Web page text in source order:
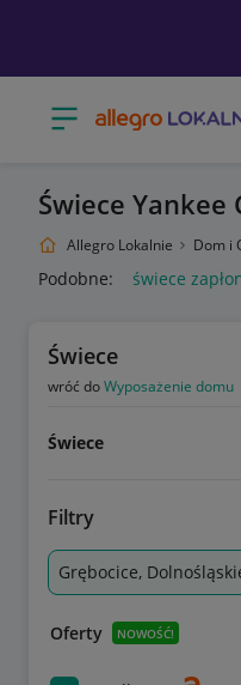
Otwórz menu z
Świece Yankee
Allegro Lokalnie Dom i
Podobne: świece
Świece
wróć doWyposażenie domu
Świece
Filtry
Grębocice,
Oferty NOWOŚĆ!